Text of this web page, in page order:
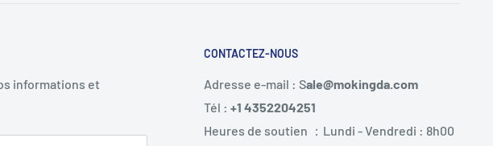
informations et
CONTACTEZ-NOUS
Adresse e-mail : Sale@mokingda.com
Tél : +1 4352204251
Heures de soutien ：Lundi - Vendredi : 8h00